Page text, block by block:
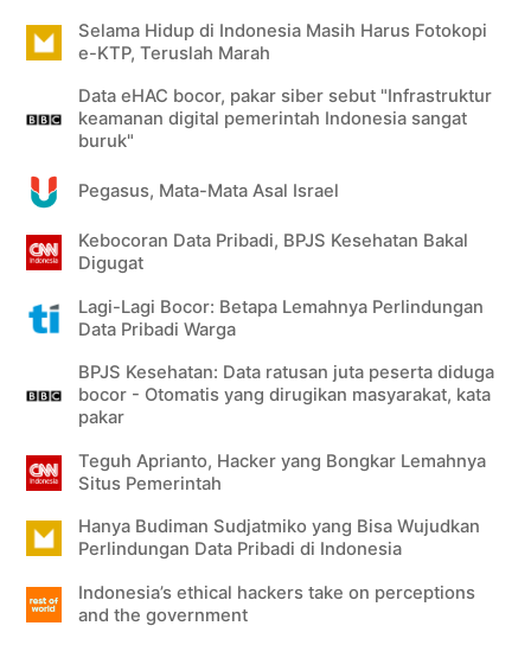
Selama Hidup di Indonesia Masih Harus Fotokopi
e-KTP, Teruslah Marah
Data eHAC bocor, pakar siber sebut "Infrastruktur
keamanan digital pemerintah Indonesia sangat
buruk"
Pegasus, Mata-Mata Asal Israel
Kebocoran Data Pribadi, BPJS Kesehatan Bakal
Digugat
Lagi-Lagi Bocor: Betapa Lemahnya Perlindungan
Data Pribadi Warga
BPJS Kesehatan: Data ratusan juta peserta diduga
bocor - Otomatis yang dirugikan masyarakat, kata
pakar
Teguh Aprianto, Hacker yang Bongkar Lemahnya
Situs Pemerintah
Hanya Budiman Sudjatmiko yang Bisa Wujudkan
Perlindungan Data Pribadi di Indonesia
Indonesia’s ethical hackers take on perceptions
and the government